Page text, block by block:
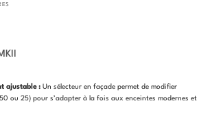
ajustable :Un sélecteur en façade permet de modifier
ou 25) pour s’adapter à la fois aux enceintes modernes et